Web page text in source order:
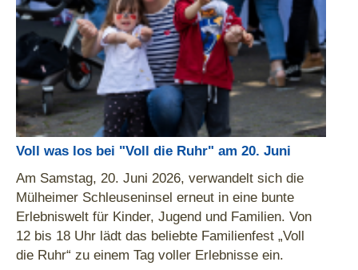
Voll was los bei "Voll die Ruhr" am 20. Juni
Am Samstag, 20. Juni 2026, verwandelt sich die
Mülheimer Schleuseninsel erneut in eine bunte
Erlebniswelt für Kinder, Jugend und Familien. Von
12 bis 18 Uhr lädt das beliebte Familienfest „Voll
die Ruhr“ zu einem Tag voller Erlebnisse ein.